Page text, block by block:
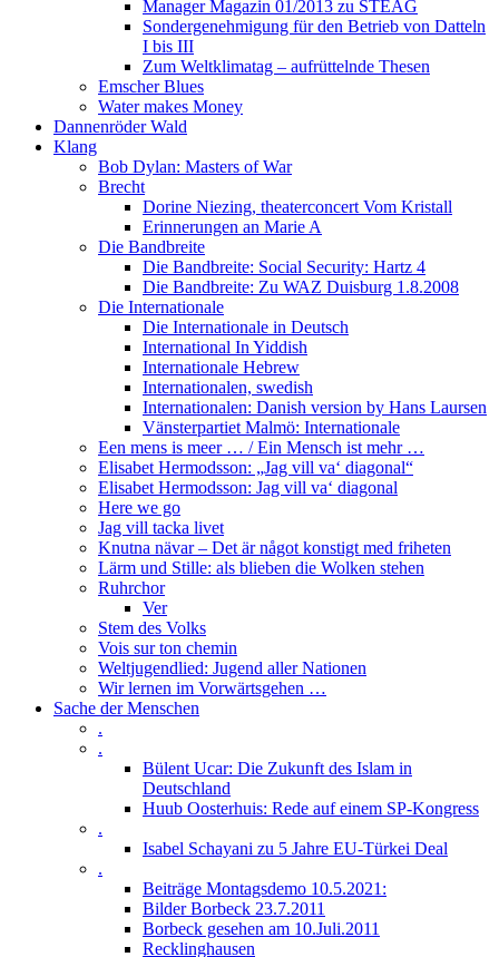
Manager Magazin 01/2013 zu STEAG
Sondergenehmigung für den Betrieb von Datteln
I bis III
Zum Weltklimatag – aufrüttelnde Thesen
Emscher Blues
Water makes Money
Dannenröder Wald
Klang
Bob Dylan: Masters of War
Brecht
Dorine Niezing, theaterconcert Vom Kristall
Erinnerungen an Marie A
Die Bandbreite
Die Bandbreite: Social Security: Hartz 4
Die Bandbreite: Zu WAZ Duisburg 1.8.2008
Die Internationale
Die Internationale in Deutsch
International In Yiddish
Internationale Hebrew
Internationalen, swedish
Internationalen: Danish version by Hans Laursen
Vänsterpartiet Malmö: Internationale
Een mens is meer … / Ein Mensch ist mehr …
Elisabet Hermodsson: „Jag vill va‘ diagonal“
Elisabet Hermodsson: Jag vill va‘ diagonal
Here we go
Jag vill tacka livet
Knutna nävar – Det är något konstigt med friheten
Lärm und Stille: als blieben die Wolken stehen
Ruhrchor
Ver
Stem des Volks
Vois sur ton chemin
Weltjugendlied: Jugend aller Nationen
Wir lernen im Vorwärtsgehen …
Sache der Menschen
.
.
Bülent Ucar: Die Zukunft des Islam in
Deutschland
Huub Oosterhuis: Rede auf einem SP-Kongress
.
Isabel Schayani zu 5 Jahre EU-Türkei Deal
.
Beiträge Montagsdemo 10.5.2021:
Bilder Borbeck 23.7.2011
Borbeck gesehen am 10.Juli.2011
Recklinghausen